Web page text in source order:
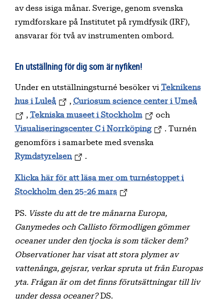
av dess isiga månar. Sverige, genom svenska
rymdforskare på Institutet på rymdfysik (IRF),
ansvarar för två av instrumenten ombord.
En utställning för dig som är nyfiken!
Under en utställningsturné besöker vi Teknikens
hus i Luleå
,Curiosum science center i Umeå
,Tekniska museet i Stockholm
och
Visualiseringscenter C i Norrköping
. Turnén
genomförs i samarbete med svenska
Rymdstyrelsen
.
Klicka här för att läsa mer om turnéstoppet i
Stockholm den 25-26 mars
PS. Visste du att de tre månarna Europa,
Ganymedes och Callisto förmodligen gömmer
oceaner under den tjocka is som täcker dem?
Observationer har visat att stora plymer av
vattenånga, gejsrar, verkar spruta ut från Europas
yta. Frågan är om det finns förutsättningar till liv
under dessa oceaner?DS.